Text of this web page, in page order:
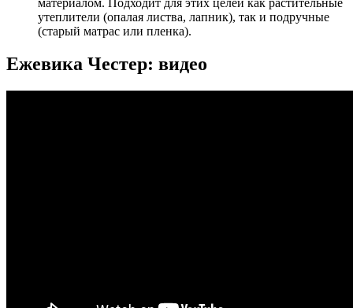
утеплители (опалая листва, лапник), так и подручные
(старый матрас или пленка).
Ежевика Честер: видео